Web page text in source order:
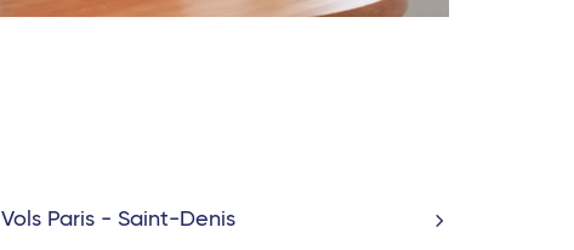
Vols Paris - Saint-Denis